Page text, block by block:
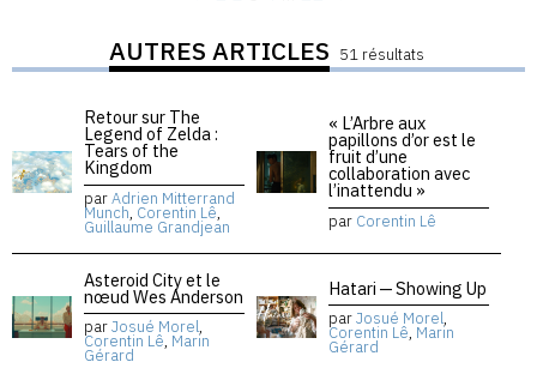
AUTRES ARTICLES 51 résultats
Retour sur The
Legend of Zelda :
Tears of the
Kingdom
parAdrien Mitterrand
Munch, Corentin Lê,
Guillaume Grandjean
« L’Arbre aux
papillons d’or est le
fruit d’une
collaboration avec
l’inattendu »
par Corentin Lê
Asteroid City et le
nœud Wes Anderson
parJosué Morel,
Corentin Lê, Marin
Gérard
Hatari — Showing Up
parJosué Morel,
Corentin Lê, Marin
Gérard